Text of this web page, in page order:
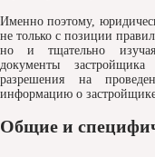
Именно поэтому,
не только с позиции
но и тщательно изучая
документы
разрешения на
информацию о
Общие и